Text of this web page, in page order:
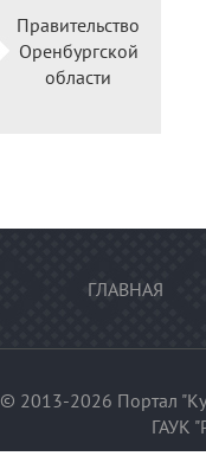
Правительство
Оренбургской
области
ГЛАВНАЯ
© 2013-2026 Портал
ГАУК